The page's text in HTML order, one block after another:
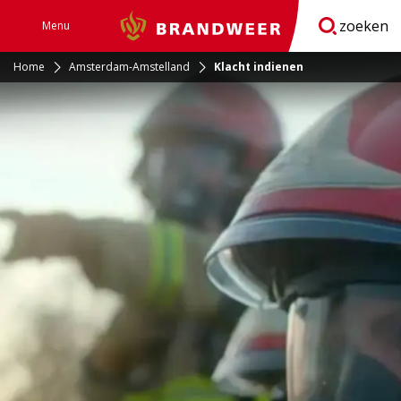
Menu Brandweer zoeken
Home Amsterdam-Amstelland Klacht indienen